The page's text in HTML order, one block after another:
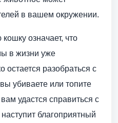
в вашем окружении.
означает, что
в жизни уже
остается разобраться с
убиваете или топите
удастся справиться с
благоприятный